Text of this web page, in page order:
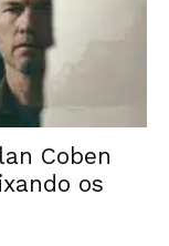
Coben
os